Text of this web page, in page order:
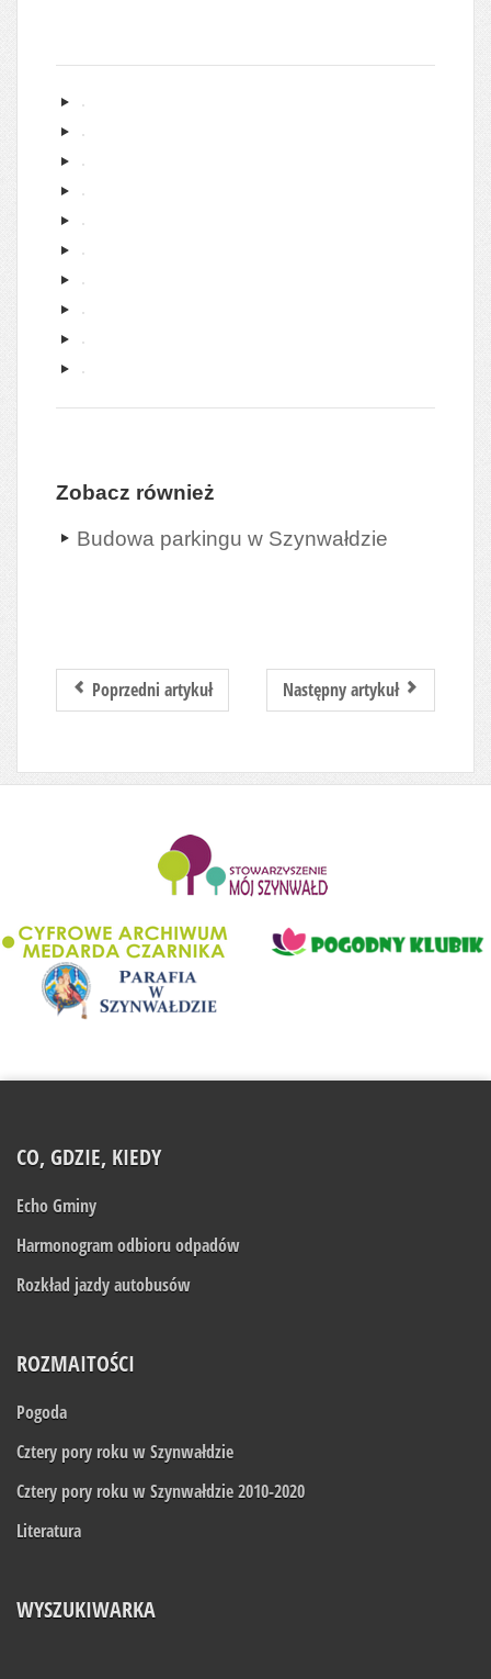
Zobacz również
Budowa parkingu w Szynwałdzie
Poprzedni artykuł Następny artykuł
CO, GDZIE, KIEDY
Echo Gminy
Harmonogram odbioru odpadów
Rozkład jazdy autobusów
ROZMAITOŚCI
Pogoda
Cztery pory roku w Szynwałdzie
Cztery pory roku w Szynwałdzie 2010-2020
Literatura
WYSZUKIWARKA